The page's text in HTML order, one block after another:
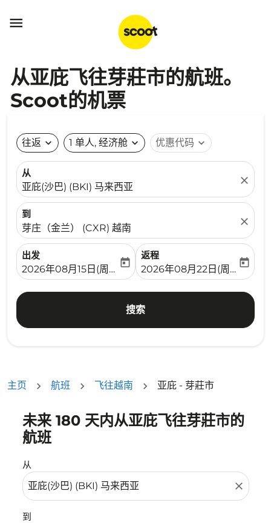

从亚庇飞往芽莊市的航班。
Scoot的机票
往返 expand_more 1 单人, 经济舱 expand_more 优惠代码 expand_more
从
亚庇(沙巴) (BKI) 马来西亚
close
到
芽庄（金兰） (CXR) 越南
close
出发
fc-booking-departure-date-aria-label
2026年08月15日(周六)
today
返程
fc-booking-return-date-
2026年08月22日(周六)
today
搜索
主页 航班 飞往越南 亚庇 - 芽莊市
未来 180 天内从亚庇飞往芽莊市的
航班
从
close
到
没有符合您的筛选条件的机票。请调整您的筛选条件。